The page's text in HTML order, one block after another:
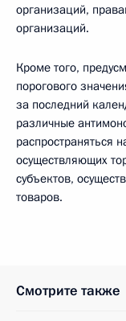
организаций,
организаций.
Кроме того,
порогового
за последний
различные
распространяться
осуществляющих
субъектов,
товаров.
Смотрите также